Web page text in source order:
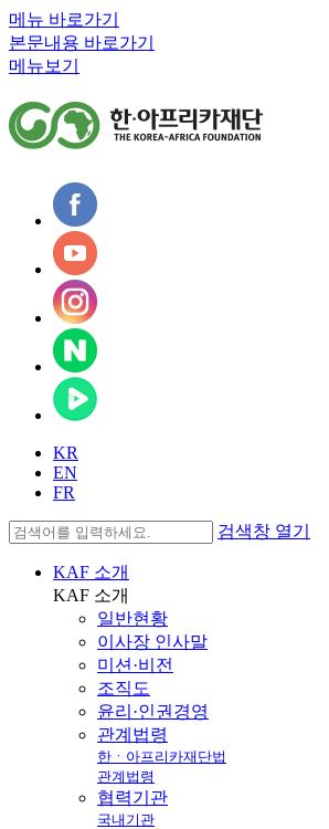
메뉴 바로가기
본문내용 바로가기
메뉴보기
KR
EN
FR
검색창 열기
KAF 소개
KAF 소개
일반현황
이사장 인사말
미션·비전
조직도
윤리·인권경영
관계법령
한ㆍ아프리카재단법
관계법령
협력기관
국내기관